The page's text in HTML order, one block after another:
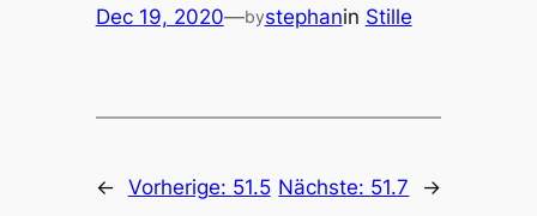
Dec 19, 2020—bystephanin Stille
← Vorherige: 51.5 Nächste: 51.7 →